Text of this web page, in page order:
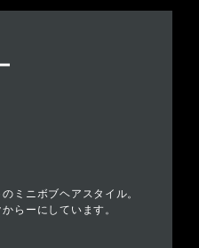
ミニボブヘアスタイル。
らーにしています。